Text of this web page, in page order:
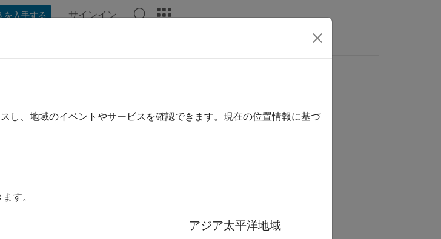
を入手する サインイン
式を与える
し、地域のイベントやサービスを確認できます。現在の位置情報に基づ
す。
アジア太平洋地域